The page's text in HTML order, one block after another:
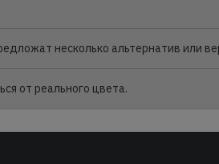
несколько альтернатив или
от реального цвета.